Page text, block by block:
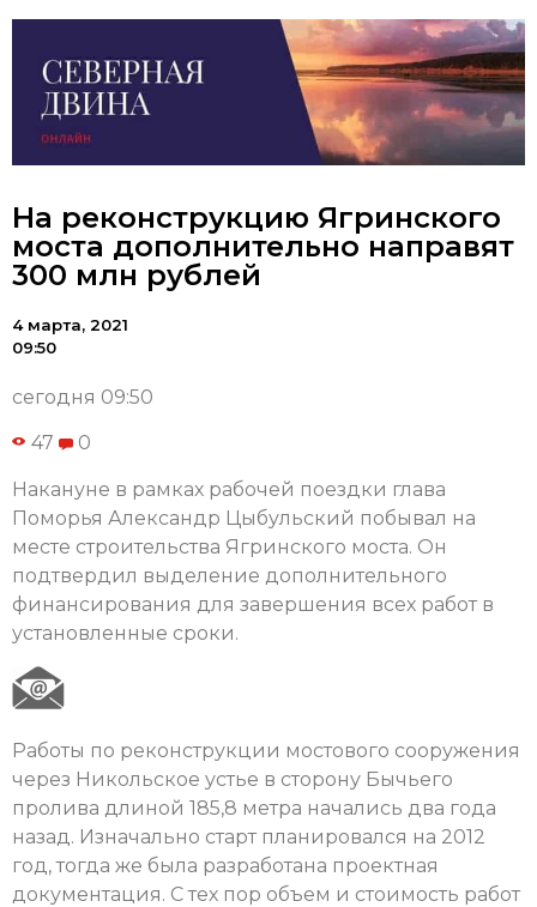
На реконструкцию Ягринского
моста дополнительно направят
300 млн рублей
4 марта, 2021
09:50
сегодня 09:50
47 0
Накануне в рамках рабочей поездки глава
Поморья Александр Цыбульский побывал на
месте строительства Ягринского моста. Он
подтвердил выделение дополнительного
финансирования для завершения всех работ в
установленные сроки.
Работы по реконструкции мостового сооружения
через Никольское устье в сторону Бычьего
пролива длиной 185,8 метра начались два года
назад. Изначально старт планировался на 2012
год, тогда же была разработана проектная
документация. С тех пор объем и стоимость работ